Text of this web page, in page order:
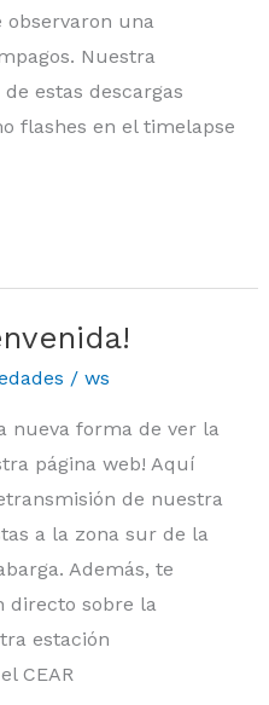
observaron una
Nuestra
estas descargas
flashes en el timelapse
/ ws
nueva forma de ver la
página web! Aquí
de nuestra
a la zona sur de la
Además, te
directo sobre la
estación
CEAR